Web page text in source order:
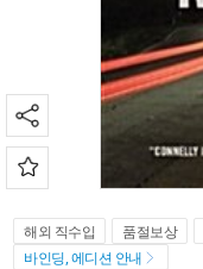
해외 직수입 품절보상
바인딩, 에디션 안내